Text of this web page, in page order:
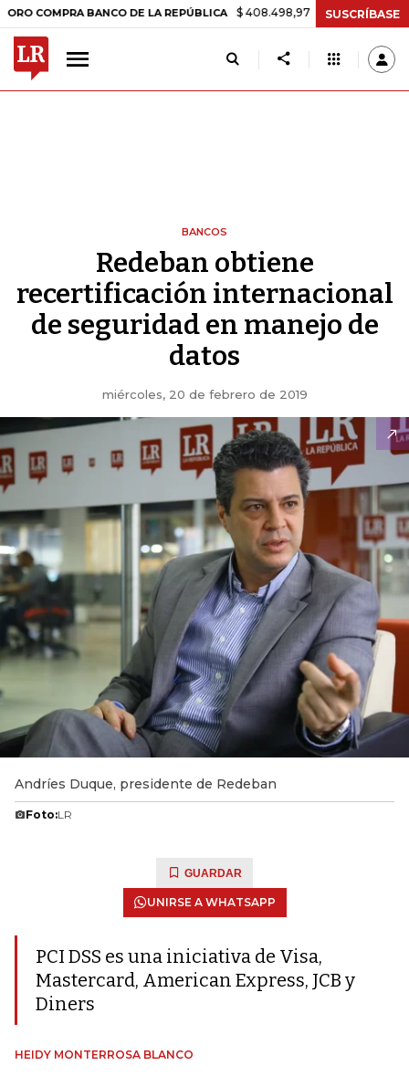
BANCO DE LA REPÚBLICA $ 408.498,97 +$ 8.753,81 +2,19%
SUSCRÍBASE
BANCOS
Redeban obtiene
recertificación internacional
de seguridad en manejo de
datos
miércoles, 20 de febrero de 2019
Andríes Duque, presidente de Redeban
Foto:LR
GUARDAR
UNIRSE A WHATSAPP
PCI DSS es una iniciativa de Visa,
Mastercard, American Express, JCB y
Diners
HEIDY MONTERROSA BLANCO